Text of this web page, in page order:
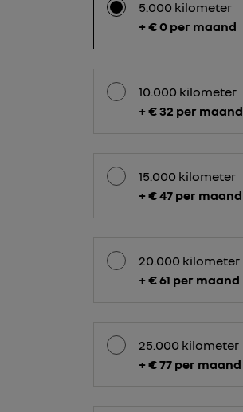
5.000 kilometer
+ € 0 per maand
10.000 kilometer
+ € 32 per maand
15.000 kilometer
+ € 47 per maand
20.000 kilometer
+ € 61 per maand
25.000 kilometer
+ € 77 per maand